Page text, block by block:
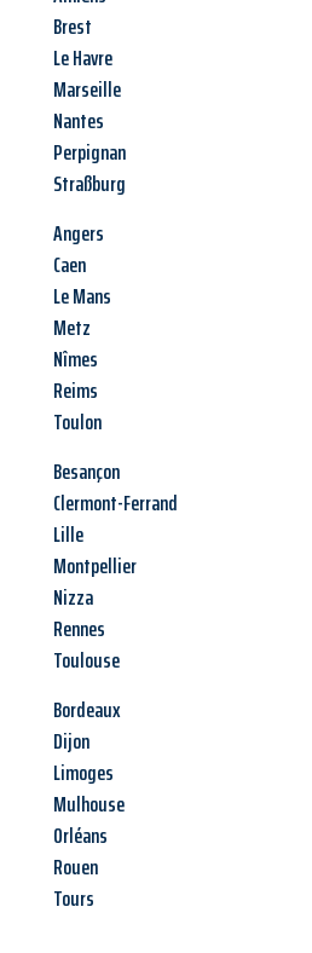
Brest
Le Havre
Marseille
Nantes
Perpignan
Straßburg
Angers
Caen
Le Mans
Metz
Nîmes
Reims
Toulon
Besançon
Clermont-Ferrand
Lille
Montpellier
Nizza
Rennes
Toulouse
Bordeaux
Dijon
Limoges
Mulhouse
Orléans
Rouen
Tours